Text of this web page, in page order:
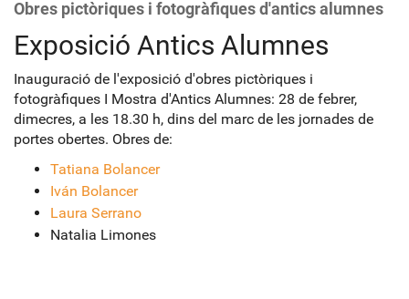
Obres pictòriques i fotogràfiques d'antics alumnes
Exposició Antics Alumnes
Inauguració de l'exposició d'obres pictòriques i
fotogràfiques I Mostra d'Antics Alumnes: 28 de febrer,
dimecres, a les 18.30 h, dins del marc de les jornades de
portes obertes. Obres de:
Tatiana Bolancer
Iván Bolancer
Laura Serrano
Natalia Limones